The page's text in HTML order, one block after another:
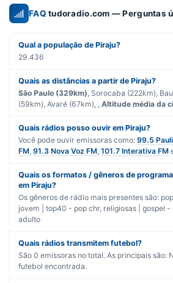
FAQ tudoradio.com — Perguntas
Qual a população de Piraju?
29.436
Quais as distâncias a partir de Piraju?
São Paulo (329km), Sorocaba (222km),
(59km), Avaré (67km), , Altitude média da
Quais rádios posso ouvir em Piraju?
Você pode ouvir emissoras como: 99.5
FM, 91.3 Nova Voz FM, 101.7 Interativa FM
Quais os formatos / gêneros de
em Piraju?
Os gêneros de rádio mais presentes são:
jovem | top40 - pop chr, religiosas | gospel
adulto
Quais rádios transmitem futebol?
São 0 emissoras no total. As principais são:
futebol encontrada.